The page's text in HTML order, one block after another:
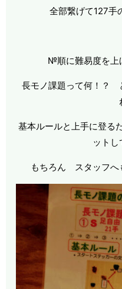
全部繋げて127手
№順に難易度を上
長モノ課題って何！？
基本ルールと上手に登る
ットし
もちろん スタッフへ